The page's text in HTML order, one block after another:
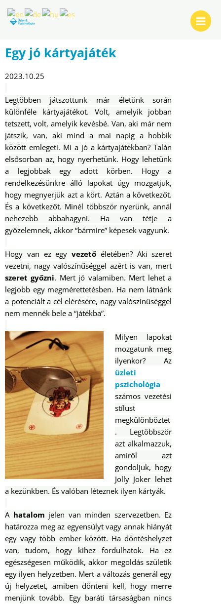
Main
Menu
Egy jó kártyajáték
2023.10.25
Legtöbben játszottunk már életünk során
különféle kártyajátékot. Volt, amelyik jobban
tetszett, volt, amelyik kevésbé. Van, aki már nem
játszik, van, aki mind a mai napig a hobbik
között emlegeti. Mi a jó a kártyajátékban? Talán
elsősorban az, hogy nyerhetünk. Hogy lehetünk
a legjobbak egy adott körben. Hogy a
rendelkezésünkre álló lapokat úgy mozgatjuk,
hogy megnyerjük azt a kört. Aztán a következőt.
És a következőt. Minél többször nyerünk, annál
nehezebb abbahagyni. Ha van tétje a
győzelemnek, akkor “bármire” képesek vagyunk.
Hogy van ez egyvezető életében? Aki szeret
vezetni, nagy valószínűséggel azért is van, mert
szeret győzni. Mert jó valamiben. Mert lehet a
legjobb egy megmérettetésben. Ha nem látnánk
a potenciált a cél elérésére, nagy valószínűséggel
nem mennék bele a “játékba”.
Milyen lapokat
mozgatunk meg
ilyenkor? Az
üzleti
pszichológia
számos vezetési
stílust
megkülönböztet
. Legtöbbször
azt alkalmazzuk,
amiről azt
gondoljuk, hogy
Jolly Joker lehet
a kezünkben. És valóban léteznek ilyen kártyák.
A hatalom jelen van minden szervezetben. Ez
határozza meg az egyensúlyt vagy annak hiányát
egy vagy több ember között. Ha döntéshelyzet
van, tudom, hogy kihez fordulhatok. Ha ez
egészségesen működik, akkor megoldás születik
egy ilyen helyzetben. Mert a változás generál egy
új helyzetet, amiben dönteni kell, hogy merre
menjünk tovább. Egy baráti társaságban nincs
navigation